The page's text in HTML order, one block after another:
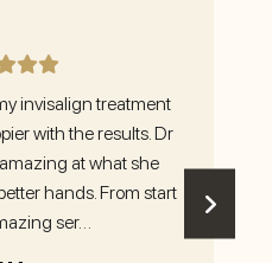
invisalign treatment
with the results. Dr
at what she
hands. From start
ser…